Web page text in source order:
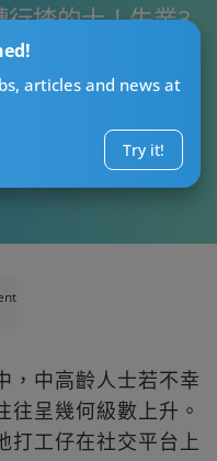
articles and news at
Try it!
行揸的士！失業3
持搵「辛苦錢」
，中高齡人士若不幸
往呈幾何級數上升。
打工仔在社交平台上